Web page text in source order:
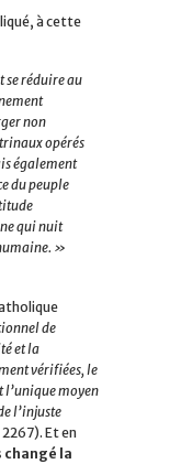
à cette
se réduire au
non
opérés
également
du peuple
qui nuit
»
de
et la
vérifiées, le
l’unique moyen
l’injuste
2267). Et en
changé la